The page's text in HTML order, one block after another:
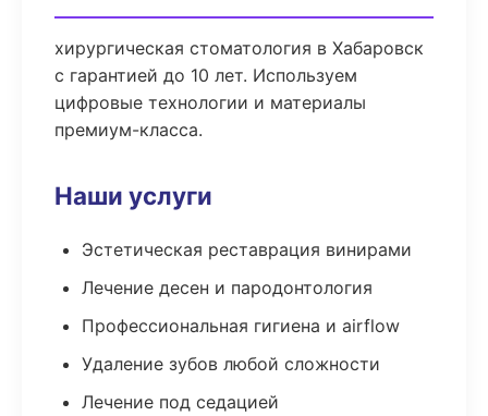
хирургическая стоматология в Хабаровск
с гарантией до 10 лет. Используем
цифровые технологии и материалы
премиум-класса.
Наши услуги
Эстетическая реставрация винирами
Лечение десен и пародонтология
Профессиональная гигиена и airflow
Удаление зубов любой сложности
Лечение под седацией